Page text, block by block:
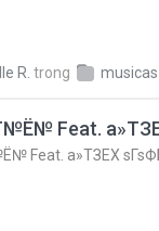
R. trong musicas
Feat. а»ТЗЕХ